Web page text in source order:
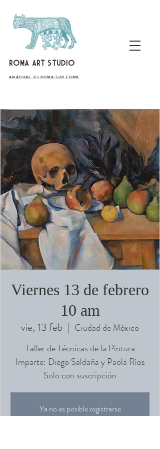
ROMA ART STUDIO
​ANÁHUAC 83 ROMA SUR CDMX
Viernes 13 de febrero
10 am
vie, 13 feb
  |
Ciudad de México
Taller de Técnicas de la Pintura
Imparte: Diego Saldaña y Paola Ríos
Solo con suscripción
Ya no es posible registrarse